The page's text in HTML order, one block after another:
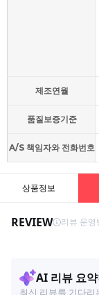
제조연월
품질보증기준
A/S 책임자와 전화번호
상품정보